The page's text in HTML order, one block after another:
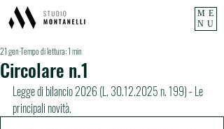
ME
NU
Circolare n.1
21 genTempo di lettura: 1 min
Legge di bilancio 2026 (L. 30.12.2025 n. 199) - Le
principali novità.